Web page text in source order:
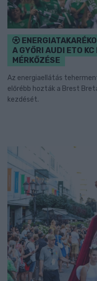
A GYŐRI AUDI ETO
MÉRKŐZÉSE
Az energiaellátás
előrébb hozták a Brest
kezdését.